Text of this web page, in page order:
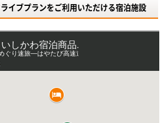
イブプランをご利用いただける宿泊施設